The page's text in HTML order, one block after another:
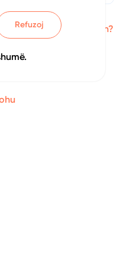
Keni harruar fjalëkalimin?
Refuzoj